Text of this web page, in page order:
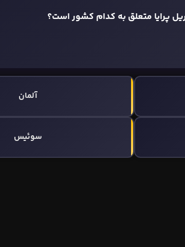
پرایا متعلق به کدام کشور است؟
آلمان
سوئیس